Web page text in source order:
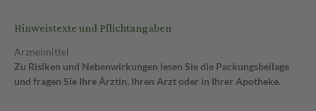
Hinweistexte und Pflichtangaben
Arzneimittel
Zu Risiken und Nebenwirkungen lesen Sie die Packungsbeilage
und fragen Sie Ihre Ärztin, Ihren Arzt oder in Ihrer Apotheke.